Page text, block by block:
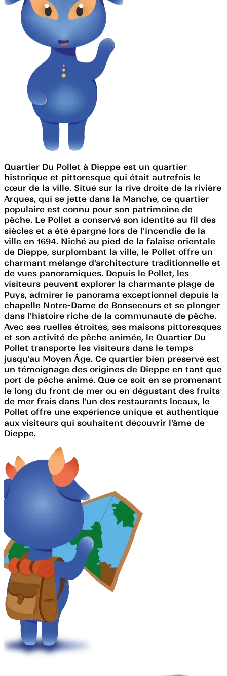
Quartier Du Pollet à Dieppe est un quartier
historique et pittoresque qui était autrefois le
cœur de la ville. Situé sur la rive droite de la rivière
Arques, qui se jette dans la Manche, ce quartier
populaire est connu pour son patrimoine de
pêche. Le Pollet a conservé son identité au fil des
siècles et a été épargné lors de l'incendie de la
ville en 1694. Niché au pied de la falaise orientale
de Dieppe, surplombant la ville, le Pollet offre un
charmant mélange d'architecture traditionnelle et
de vues panoramiques. Depuis le Pollet, les
visiteurs peuvent explorer la charmante plage de
Puys, admirer le panorama exceptionnel depuis la
chapelle Notre-Dame de Bonsecours et se plonger
dans l'histoire riche de la communauté de pêche.
Avec ses ruelles étroites, ses maisons pittoresques
et son activité de pêche animée, le Quartier Du
Pollet transporte les visiteurs dans le temps
jusqu'au Moyen Âge. Ce quartier bien préservé est
un témoignage des origines de Dieppe en tant que
port de pêche animé. Que ce soit en se promenant
le long du front de mer ou en dégustant des fruits
de mer frais dans l'un des restaurants locaux, le
Pollet offre une expérience unique et authentique
aux visiteurs qui souhaitent découvrir l'âme de
Dieppe.